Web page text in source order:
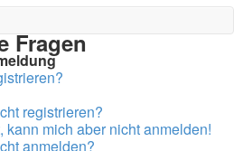
Fragen
registrieren?
kann mich aber nicht anmelden!
anmelden?